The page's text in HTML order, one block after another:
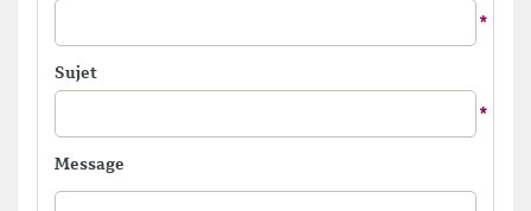
Sujet
Message